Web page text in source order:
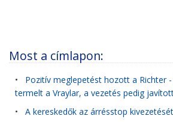
Most a címlapon:
• Pozitív meglepetést hozott a Richter
termelt a Vraylar, a vezetés pedig
• A kereskedők az árrésstop